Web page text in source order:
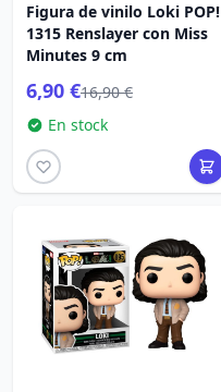
Figura de vinilo Loki POP!
1315 Renslayer con Miss
Minutes 9 cm
6,90 €16,90 €
En stock